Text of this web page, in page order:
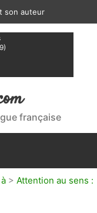
son auteur
française
> Attention au sens :